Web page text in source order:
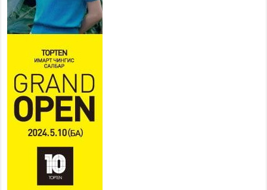
311 алба хаагч, 119 техник хэрэгсэлтэй ажиллаж
үер усны аюул, болзошгүй эрсдэлээс сэргийлж
байна
Аяллаа зөв төлөвлөхийг иргэдэд зөвлөж байна
2026 оны 7 сар 16 / 11 цаг 50 минут
Үер усны болзошгүй аюулаас сэргийлж,
холбогдох байгууллагууд өндөржүүлсэн бэлэн
байдалд ажиллаж байна
2026 оны 7 сар 15 / 13 цаг 06 минут
“Дэлхийн адууны өдөр”-т 15000 морьтон оролцож
2026 оны 7 сар 15 / 11 цаг 51 минут